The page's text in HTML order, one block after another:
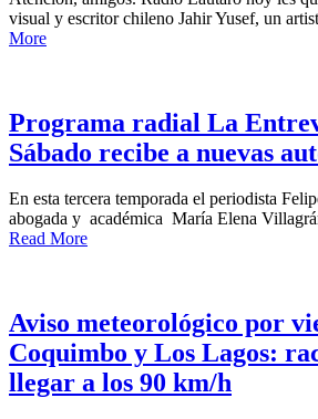
visual y escritor chileno Jahir Yusef, un
More
Programa radial La
Sábado recibe a nuevas
En esta tercera temporada el periodista
abogada y académica María Elena
Read More
Aviso meteorológico por
Coquimbo y Los Lagos:
llegar a los 90 km/h